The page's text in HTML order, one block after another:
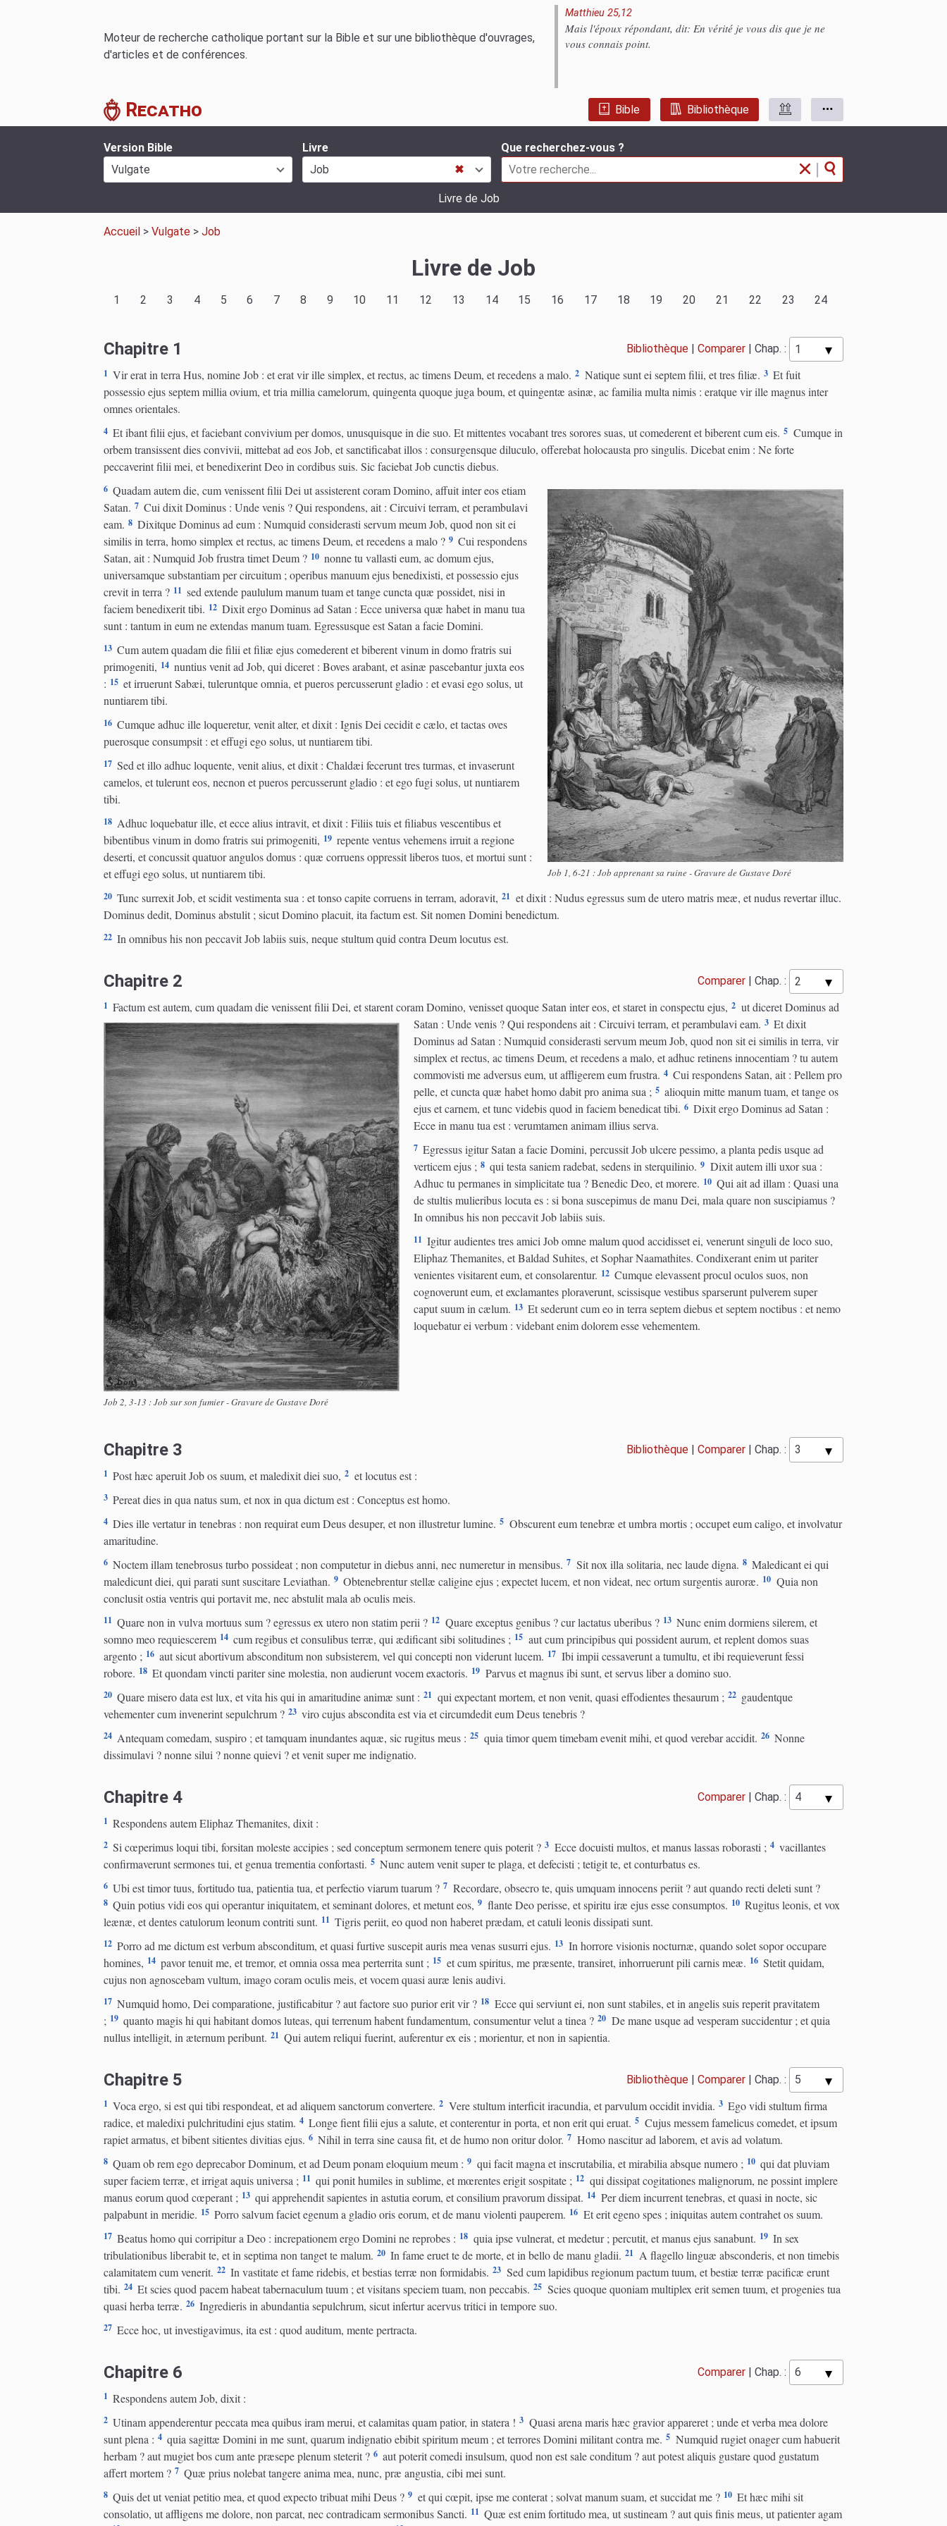
Moteur de recherche catholique portant sur la Bible et sur une bibliothèque d'ouvrages,
d'articles et de conférences.
Matthieu 25,12
Mais l'époux répondant, dit: En vérité je vous dis que je ne
vous connais point.
Recatho Bible Bibliothèque
Version Bible
Vulgate
Livre
Job
✖
Que recherchez-vous ?
|
Livre de Job
Accueil > Vulgate > Job
Livre de Job
1 2 3 4 5 6 7 8 9 10 11 12 13 14 15 16 17 18 19 20 21 22 23 24
Chapitre 1 Bibliothèque Comparer Chap. :
1 Vir erat in terra Hus, nomine Job : et erat vir ille simplex, et rectus, ac timens Deum, et recedens a malo. 2 Natique sunt ei septem filii, et tres filiæ. 3 Et fuit
possessio ejus septem millia ovium, et tria millia camelorum, quingenta quoque juga boum, et quingentæ asinæ, ac familia multa nimis : eratque vir ille magnus inter
omnes orientales.
4 Et ibant filii ejus, et faciebant convivium per domos, unusquisque in die suo. Et mittentes vocabant tres sorores suas, ut comederent et biberent cum eis. 5 Cumque in
orbem transissent dies convivii, mittebat ad eos Job, et sanctificabat illos : consurgensque diluculo, offerebat holocausta pro singulis. Dicebat enim : Ne forte
peccaverint filii mei, et benedixerint Deo in cordibus suis. Sic faciebat Job cunctis diebus.
Job 1, 6-21 : Job apprenant sa ruine - Gravure de Gustave Doré
6 Quadam autem die, cum venissent filii Dei ut assisterent coram Domino, affuit inter eos etiam
Satan. 7 Cui dixit Dominus : Unde venis ? Qui respondens, ait : Circuivi terram, et perambulavi
eam. 8 Dixitque Dominus ad eum : Numquid considerasti servum meum Job, quod non sit ei
similis in terra, homo simplex et rectus, ac timens Deum, et recedens a malo ? 9 Cui respondens
Satan, ait : Numquid Job frustra timet Deum ? 10 nonne tu vallasti eum, ac domum ejus,
universamque substantiam per circuitum ; operibus manuum ejus benedixisti, et possessio ejus
crevit in terra ? 11 sed extende paululum manum tuam et tange cuncta quæ possidet, nisi in
faciem benedixerit tibi. 12 Dixit ergo Dominus ad Satan : Ecce universa quæ habet in manu tua
sunt : tantum in eum ne extendas manum tuam. Egressusque est Satan a facie Domini.
13 Cum autem quadam die filii et filiæ ejus comederent et biberent vinum in domo fratris sui
primogeniti, 14 nuntius venit ad Job, qui diceret : Boves arabant, et asinæ pascebantur juxta eos
: 15 et irruerunt Sabæi, tuleruntque omnia, et pueros percusserunt gladio : et evasi ego solus, ut
nuntiarem tibi.
16 Cumque adhuc ille loqueretur, venit alter, et dixit : Ignis Dei cecidit e cælo, et tactas oves
puerosque consumpsit : et effugi ego solus, ut nuntiarem tibi.
17 Sed et illo adhuc loquente, venit alius, et dixit : Chaldæi fecerunt tres turmas, et invaserunt
camelos, et tulerunt eos, necnon et pueros percusserunt gladio : et ego fugi solus, ut nuntiarem
tibi.
18 Adhuc loquebatur ille, et ecce alius intravit, et dixit : Filiis tuis et filiabus vescentibus et
bibentibus vinum in domo fratris sui primogeniti, 19 repente ventus vehemens irruit a regione
deserti, et concussit quatuor angulos domus : quæ corruens oppressit liberos tuos, et mortui sunt :
et effugi ego solus, ut nuntiarem tibi.
20 Tunc surrexit Job, et scidit vestimenta sua : et tonso capite corruens in terram, adoravit, 21 et dixit : Nudus egressus sum de utero matris meæ, et nudus revertar illuc.
Dominus dedit, Dominus abstulit ; sicut Domino placuit, ita factum est. Sit nomen Domini benedictum.
22 In omnibus his non peccavit Job labiis suis, neque stultum quid contra Deum locutus est.
Chapitre 2 Comparer Chap. :
1 Factum est autem, cum quadam die venissent filii Dei, et starent coram Domino, venisset quoque Satan inter eos, et staret in conspectu ejus, 2 ut diceret Dominus ad
Satan : Unde venis ? Qui respondens ait : Circuivi terram, et perambulavi eam.
Job 2, 3-13 : Job sur son fumier - Gravure de Gustave Doré
3 Et dixit
Dominus ad Satan : Numquid considerasti servum meum Job, quod non sit ei similis in terra, vir
simplex et rectus, ac timens Deum, et recedens a malo, et adhuc retinens innocentiam ? tu autem
commovisti me adversus eum, ut affligerem eum frustra. 4 Cui respondens Satan, ait : Pellem pro
pelle, et cuncta quæ habet homo dabit pro anima sua ; 5 alioquin mitte manum tuam, et tange os
ejus et carnem, et tunc videbis quod in faciem benedicat tibi. 6 Dixit ergo Dominus ad Satan :
Ecce in manu tua est : verumtamen animam illius serva.
7 Egressus igitur Satan a facie Domini, percussit Job ulcere pessimo, a planta pedis usque ad
verticem ejus ; 8 qui testa saniem radebat, sedens in sterquilinio. 9 Dixit autem illi uxor sua :
Adhuc tu permanes in simplicitate tua ? Benedic Deo, et morere. 10 Qui ait ad illam : Quasi una
de stultis mulieribus locuta es : si bona suscepimus de manu Dei, mala quare non suscipiamus ?
In omnibus his non peccavit Job labiis suis.
11 Igitur audientes tres amici Job omne malum quod accidisset ei, venerunt singuli de loco suo,
Eliphaz Themanites, et Baldad Suhites, et Sophar Naamathites. Condixerant enim ut pariter
venientes visitarent eum, et consolarentur. 12 Cumque elevassent procul oculos suos, non
cognoverunt eum, et exclamantes ploraverunt, scissisque vestibus sparserunt pulverem super
caput suum in cælum. 13 Et sederunt cum eo in terra septem diebus et septem noctibus : et nemo
loquebatur ei verbum : videbant enim dolorem esse vehementem.
Chapitre 3 Bibliothèque | Comparer | Chap. :
1 Post hæc aperuit Job os suum, et maledixit diei suo, 2 et locutus est :
3 Pereat dies in qua natus sum, et nox in qua dictum est : Conceptus est homo.
4 Dies ille vertatur in tenebras : non requirat eum Deus desuper, et non illustretur lumine. 5 Obscurent eum tenebræ et umbra mortis ; occupet eum caligo, et involvatur
amaritudine.
6 Noctem illam tenebrosus turbo possideat ; non computetur in diebus anni, nec numeretur in mensibus. 7 Sit nox illa solitaria, nec laude digna. 8 Maledicant ei qui
maledicunt diei, qui parati sunt suscitare Leviathan. 9 Obtenebrentur stellæ caligine ejus ; expectet lucem, et non videat, nec ortum surgentis auroræ. 10 Quia non
conclusit ostia ventris qui portavit me, nec abstulit mala ab oculis meis.
11 Quare non in vulva mortuus sum ? egressus ex utero non statim perii ? 12 Quare exceptus genibus ? cur lactatus uberibus ? 13 Nunc enim dormiens silerem, et
somno meo requiescerem 14 cum regibus et consulibus terræ, qui ædificant sibi solitudines ; 15 aut cum principibus qui possident aurum, et replent domos suas
argento ; 16 aut sicut abortivum absconditum non subsisterem, vel qui concepti non viderunt lucem. 17 Ibi impii cessaverunt a tumultu, et ibi requieverunt fessi
robore. 18 Et quondam vincti pariter sine molestia, non audierunt vocem exactoris. 19 Parvus et magnus ibi sunt, et servus liber a domino suo.
20 Quare misero data est lux, et vita his qui in amaritudine animæ sunt : 21 qui expectant mortem, et non venit, quasi effodientes thesaurum ; 22 gaudentque
vehementer cum invenerint sepulchrum ? 23 viro cujus abscondita est via et circumdedit eum Deus tenebris ?
24 Antequam comedam, suspiro ; et tamquam inundantes aquæ, sic rugitus meus : 25 quia timor quem timebam evenit mihi, et quod verebar accidit. 26 Nonne
dissimulavi ? nonne silui ? nonne quievi ? et venit super me indignatio.
Chapitre 4 Comparer | Chap. :
1 Respondens autem Eliphaz Themanites, dixit :
2 Si cœperimus loqui tibi, forsitan moleste accipies ; sed conceptum sermonem tenere quis poterit ? 3 Ecce docuisti multos, et manus lassas roborasti ; 4 vacillantes
confirmaverunt sermones tui, et genua trementia confortasti. 5 Nunc autem venit super te plaga, et defecisti ; tetigit te, et conturbatus es.
6 Ubi est timor tuus, fortitudo tua, patientia tua, et perfectio viarum tuarum ? 7 Recordare, obsecro te, quis umquam innocens periit ? aut quando recti deleti sunt ?
8 Quin potius vidi eos qui operantur iniquitatem, et seminant dolores, et metunt eos, 9 flante Deo perisse, et spiritu iræ ejus esse consumptos. 10 Rugitus leonis, et vox
leænæ, et dentes catulorum leonum contriti sunt. 11 Tigris periit, eo quod non haberet prædam, et catuli leonis dissipati sunt.
12 Porro ad me dictum est verbum absconditum, et quasi furtive suscepit auris mea venas susurri ejus. 13 In horrore visionis nocturnæ, quando solet sopor occupare
homines, 14 pavor tenuit me, et tremor, et omnia ossa mea perterrita sunt ; 15 et cum spiritus, me præsente, transiret, inhorruerunt pili carnis meæ. 16 Stetit quidam,
cujus non agnoscebam vultum, imago coram oculis meis, et vocem quasi auræ lenis audivi.
17 Numquid homo, Dei comparatione, justificabitur ? aut factore suo purior erit vir ? 18 Ecce qui serviunt ei, non sunt stabiles, et in angelis suis reperit pravitatem
; 19 quanto magis hi qui habitant domos luteas, qui terrenum habent fundamentum, consumentur velut a tinea ? 20 De mane usque ad vesperam succidentur ; et quia
nullus intelligit, in æternum peribunt. 21 Qui autem reliqui fuerint, auferentur ex eis ; morientur, et non in sapientia.
Chapitre 5 Bibliothèque | Comparer | Chap. :
1 Voca ergo, si est qui tibi respondeat, et ad aliquem sanctorum convertere. 2 Vere stultum interficit iracundia, et parvulum occidit invidia. 3 Ego vidi stultum firma
radice, et maledixi pulchritudini ejus statim. 4 Longe fient filii ejus a salute, et conterentur in porta, et non erit qui eruat. 5 Cujus messem famelicus comedet, et ipsum
rapiet armatus, et bibent sitientes divitias ejus. 6 Nihil in terra sine causa fit, et de humo non oritur dolor. 7 Homo nascitur ad laborem, et avis ad volatum.
8 Quam ob rem ego deprecabor Dominum, et ad Deum ponam eloquium meum : 9 qui facit magna et inscrutabilia, et mirabilia absque numero ; 10 qui dat pluviam
super faciem terræ, et irrigat aquis universa ; 11 qui ponit humiles in sublime, et mœrentes erigit sospitate ; 12 qui dissipat cogitationes malignorum, ne possint implere
manus eorum quod cœperant ; 13 qui apprehendit sapientes in astutia eorum, et consilium pravorum dissipat. 14 Per diem incurrent tenebras, et quasi in nocte, sic
palpabunt in meridie. 15 Porro salvum faciet egenum a gladio oris eorum, et de manu violenti pauperem. 16 Et erit egeno spes ; iniquitas autem contrahet os suum.
17 Beatus homo qui corripitur a Deo : increpationem ergo Domini ne reprobes : 18 quia ipse vulnerat, et medetur ; percutit, et manus ejus sanabunt. 19 In sex
tribulationibus liberabit te, et in septima non tanget te malum. 20 In fame eruet te de morte, et in bello de manu gladii. 21 A flagello linguæ absconderis, et non timebis
calamitatem cum venerit. 22 In vastitate et fame ridebis, et bestias terræ non formidabis. 23 Sed cum lapidibus regionum pactum tuum, et bestiæ terræ pacificæ erunt
tibi. 24 Et scies quod pacem habeat tabernaculum tuum ; et visitans speciem tuam, non peccabis. 25 Scies quoque quoniam multiplex erit semen tuum, et progenies tua
quasi herba terræ. 26 Ingredieris in abundantia sepulchrum, sicut infertur acervus tritici in tempore suo.
27 Ecce hoc, ut investigavimus, ita est : quod auditum, mente pertracta.
Chapitre 6 Comparer | Chap. :
1 Respondens autem Job, dixit :
2 Utinam appenderentur peccata mea quibus iram merui, et calamitas quam patior, in statera ! 3 Quasi arena maris hæc gravior appareret ; unde et verba mea dolore
sunt plena : 4 quia sagittæ Domini in me sunt, quarum indignatio ebibit spiritum meum ; et terrores Domini militant contra me. 5 Numquid rugiet onager cum habuerit
herbam ? aut mugiet bos cum ante præsepe plenum steterit ? 6 aut poterit comedi insulsum, quod non est sale conditum ? aut potest aliquis gustare quod gustatum
affert mortem ? 7 Quæ prius nolebat tangere anima mea, nunc, præ angustia, cibi mei sunt.
8 Quis det ut veniat petitio mea, et quod expecto tribuat mihi Deus ? 9 et qui cœpit, ipse me conterat ; solvat manum suam, et succidat me ? 10 Et hæc mihi sit
consolatio, ut affligens me dolore, non parcat, nec contradicam sermonibus Sancti. 11 Quæ est enim fortitudo mea, ut sustineam ? aut quis finis meus, ut patienter agam